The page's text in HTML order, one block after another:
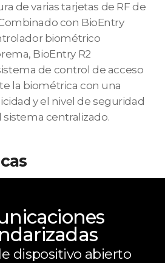
de varias tarjetas de RF de
con BioEntry
biométrico
BioEntry R2
de control de acceso
la biométrica con una
y el nivel de seguridad
centralizado.
dispositivo abierto